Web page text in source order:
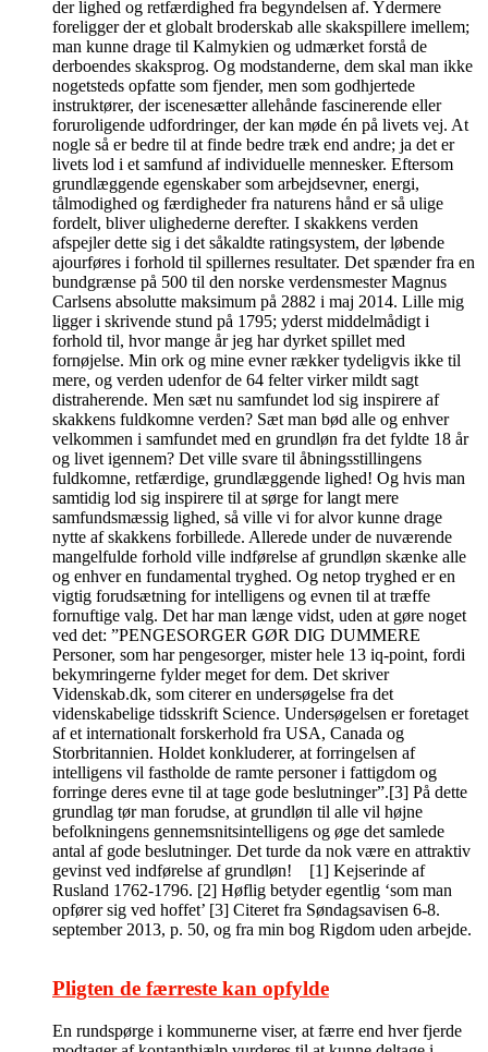
der lighed og retfærdighed fra begyndelsen af. Ydermere
foreligger der et globalt broderskab alle skakspillere imellem;
man kunne drage til Kalmykien og udmærket forstå de
derboendes skaksprog. Og modstanderne, dem skal man ikke
nogetsteds opfatte som fjender, men som godhjertede
instruktører, der iscenesætter allehånde fascinerende eller
foruroligende udfordringer, der kan møde én på livets vej. At
nogle så er bedre til at finde bedre træk end andre; ja det er
livets lod i et samfund af individuelle mennesker. Eftersom
grundlæggende egenskaber som arbejdsevner, energi,
tålmodighed og færdigheder fra naturens hånd er så ulige
fordelt, bliver ulighederne derefter. I skakkens verden
afspejler dette sig i det såkaldte ratingsystem, der løbende
ajourføres i forhold til spillernes resultater. Det spænder fra en
bundgrænse på 500 til den norske verdensmester Magnus
Carlsens absolutte maksimum på 2882 i maj 2014. Lille mig
ligger i skrivende stund på 1795; yderst middelmådigt i
forhold til, hvor mange år jeg har dyrket spillet med
fornøjelse. Min ork og mine evner rækker tydeligvis ikke til
mere, og verden udenfor de 64 felter virker mildt sagt
distraherende. Men sæt nu samfundet lod sig inspirere af
skakkens fuldkomne verden? Sæt man bød alle og enhver
velkommen i samfundet med en grundløn fra det fyldte 18 år
og livet igennem? Det ville svare til åbningsstillingens
fuldkomne, retfærdige, grundlæggende lighed! Og hvis man
samtidig lod sig inspirere til at sørge for langt mere
samfundsmæssig lighed, så ville vi for alvor kunne drage
nytte af skakkens forbillede. Allerede under de nuværende
mangelfulde forhold ville indførelse af grundløn skænke alle
og enhver en fundamental tryghed. Og netop tryghed er en
vigtig forudsætning for intelligens og evnen til at træffe
fornuftige valg. Det har man længe vidst, uden at gøre noget
ved det: ”PENGESORGER GØR DIG DUMMERE
Personer, som har pengesorger, mister hele 13 iq-point, fordi
bekymringerne fylder meget for dem. Det skriver
Videnskab.dk, som citerer en undersøgelse fra det
videnskabelige tidsskrift Science. Undersøgelsen er foretaget
af et internationalt forskerhold fra USA, Canada og
Storbritannien. Holdet konkluderer, at forringelsen af
intelligens vil fastholde de ramte personer i fattigdom og
forringe deres evne til at tage gode beslutninger”.[3] På dette
grundlag tør man forudse, at grundløn til alle vil højne
befolkningens gennemsnitsintelligens og øge det samlede
antal af gode beslutninger. Det turde da nok være en attraktiv
gevinst ved indførelse af grundløn! [1] Kejserinde af
Rusland 1762-1796. [2] Høflig betyder egentlig ‘som man
opfører sig ved hoffet’ [3] Citeret fra Søndagsavisen 6-8.
september 2013, p. 50, og fra min bog Rigdom uden arbejde.
Pligten de færreste kan opfylde
En rundspørge i kommunerne viser, at færre end hver fjerde